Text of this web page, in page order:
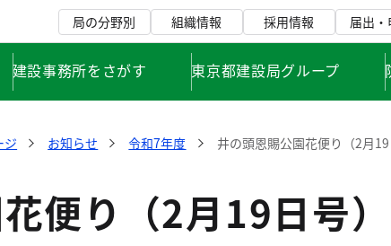
局の分野別 組織情報 採用情報 届出
建設事務所をさがす 東京都建設局グループ
ジ お知らせ 令和7年度 井の頭恩賜公園花便り（2月
便り（2月19日号